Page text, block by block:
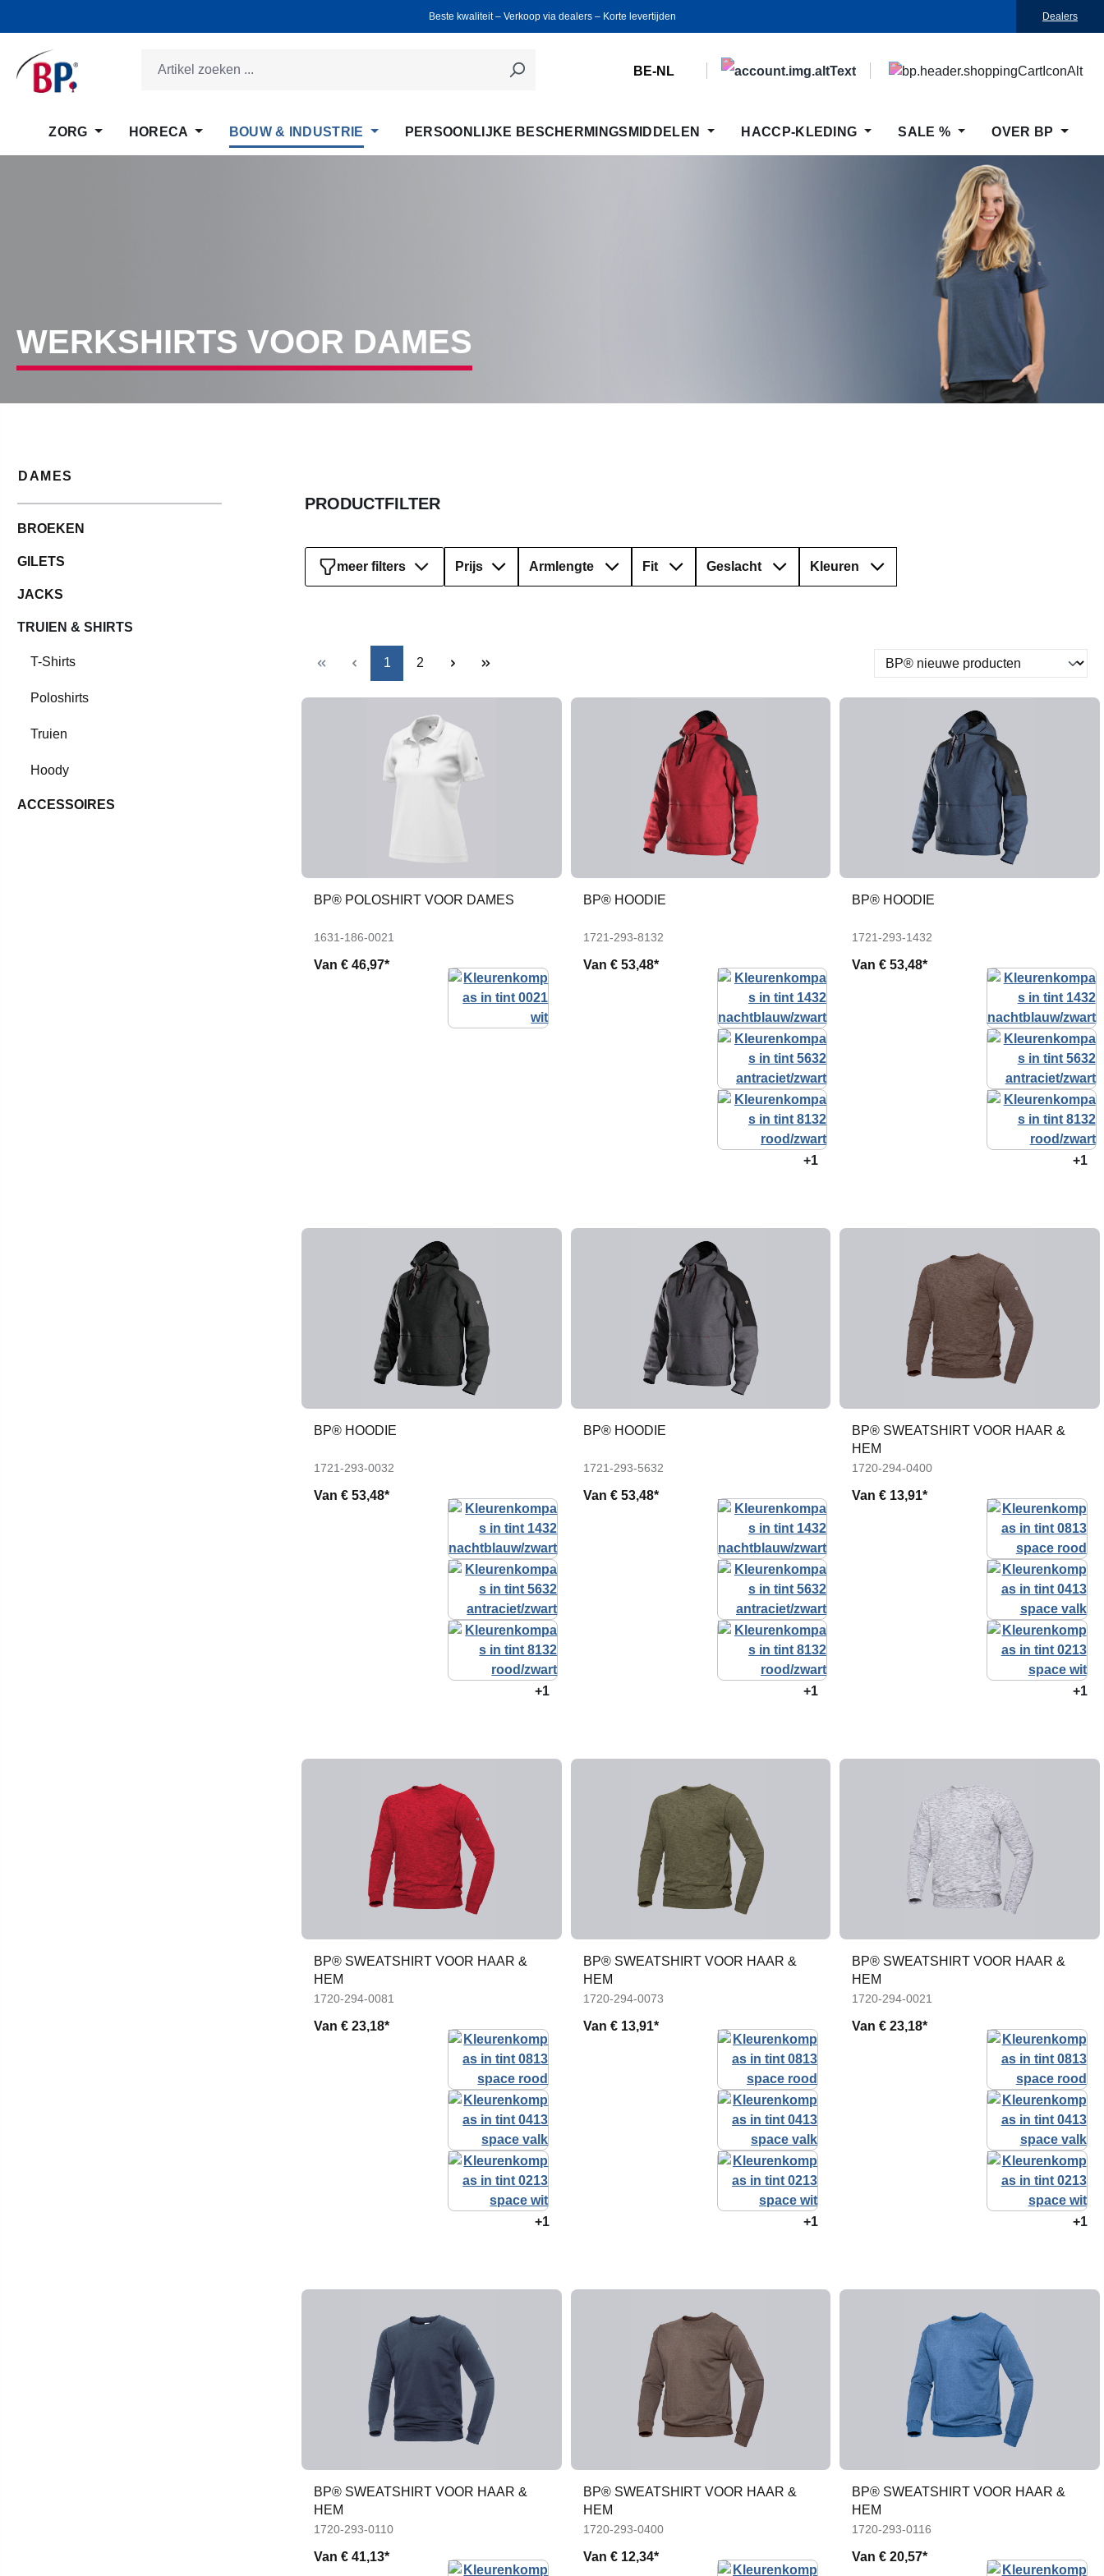
Beste kwaliteit ‒ Verkoop via dealers ‒ Korte levertijden Dealers
BE-NL
ZORG HORECA BOUW & INDUSTRIE PERSOONLIJKE BESCHERMINGSMIDDELEN HACCP-KLEDING SALE % OVER BP
WERKSHIRTS VOOR DAMES
DAMES
BROEKEN
GILETS
JACKS
TRUIEN & SHIRTS
T-Shirts
Poloshirts
Truien
Hoody
ACCESSOIRES
PRODUCTFILTER
Prijs Armlengte Fit Geslacht Kleuren
meer filters
Pagina
1 Pagina
2
BP® POLOSHIRT VOOR DAMES
1631-186-0021
Van € 46,97*
BP® HOODIE
1721-293-8132
Van € 53,48*
+1
BP® HOODIE
1721-293-1432
Van€ 53,48*
+1
BP® HOODIE
1721-293-0032
Van € 53,48*
+1
BP® HOODIE
1721-293-5632
Van € 53,48*
+1
BP® SWEATSHIRT VOOR HAAR &
HEM
1720-294-0400
Van€ 13,91*
+1
BP® SWEATSHIRT VOOR HAAR &
HEM
1720-294-0081
Van € 23,18*
+1
BP® SWEATSHIRT VOOR HAAR &
HEM
1720-294-0073
Van € 13,91*
+1
BP® SWEATSHIRT VOOR HAAR &
HEM
1720-294-0021
Van€ 23,18*
+1
BP® SWEATSHIRT VOOR HAAR &
HEM
1720-293-0110
Van € 41,13*
BP® SWEATSHIRT VOOR HAAR &
HEM
1720-293-0400
Van € 12,34*
BP® SWEATSHIRT VOOR HAAR &
HEM
1720-293-0116
Van€ 20,57*